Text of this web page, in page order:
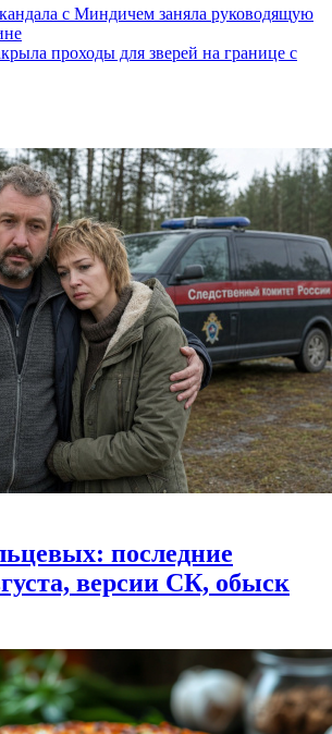
с Миндичем заняла руководящую
проходы для зверей на границе с
последние
версии СК, обыск